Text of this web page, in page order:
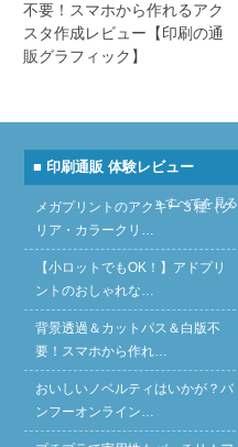
不要！スマホから作れるアク
スタ作成レビュー【印刷の通
販グラフィック】
■ 印刷通販 体験レビュー
» すべてを見る
メガプリントのアクキー３種（ク
リア・カラークリ…
【小ロットでもOK！】アドプリ
ントのおしゃれな…
背景透過＆カットパス＆白版不
要！スマホから作れ…
おいしいノベルティはいかが？バ
ンフーオンライン…